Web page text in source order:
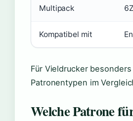
Multipack
Kompatibel mit
Für Vieldrucker
Patronentypen im
Welche Patrone